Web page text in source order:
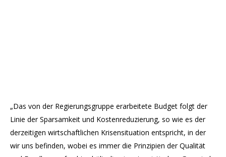
„Das von der Regierungsgruppe erarbeitete Budget folgt der
Linie der Sparsamkeit und Kostenreduzierung, so wie es der
derzeitigen wirtschaftlichen Krisensituation entspricht, in der
wir uns befinden, wobei es immer die Prinzipien der Qualität